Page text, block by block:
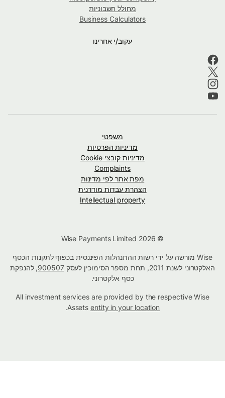
מחולל חשבוניות
Business Calculators
עקוב/י אחרינו
משפטי
מדיניות הפרטיות
מדיניות קובצי Cookie
Complaints
מפת אתר לפי מדינות
הצהרת עבדות מודרנית
Intellectual property
Wise מורשה על ידי רשות ההתנהלות הפיננסית בכפוף לתקנות הכסף
האלקטרוני לשנת 2011, תחת מספר הסימוכין לעסק
900507, להנפקת
כסף אלקטרוני.
All investment services are provided by the respective Wise
Assetsentity in your location
.